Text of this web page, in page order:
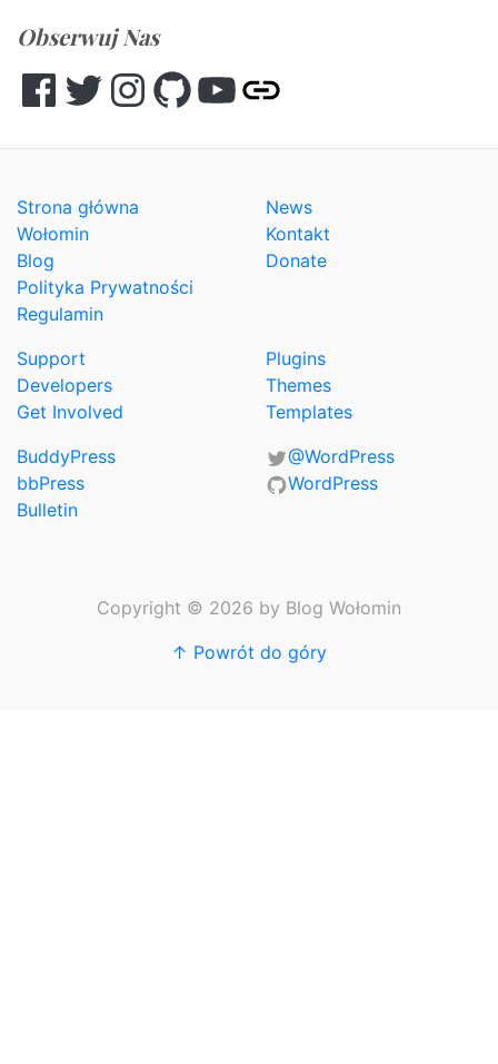
Obserwuj Nas
Facebook
TwitterInstagram
GitHubYouTube
Other
Strona główna
Wołomin
Blog
Polityka Prywatności
Regulamin
News
Kontakt
Donate
Support
Developers
Get Involved
Plugins
Themes
Templates
BuddyPress
bbPress
Bulletin
@WordPress
WordPress
Copyright © 2026 by Blog Wołomin
↑ Powrót do góry